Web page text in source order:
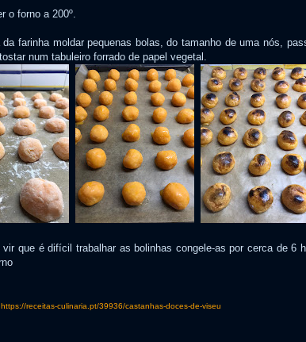
o forno a 200º.
da farinha moldar pequenas bolas, do tamanho de uma nós,
num tabuleiro forrado de papel vegetal.
vir que é difícil trabalhar as bolinhas congele-as por cerca de 6
receitas-culinaria.pt/39936/castanhas-doces-de-viseu